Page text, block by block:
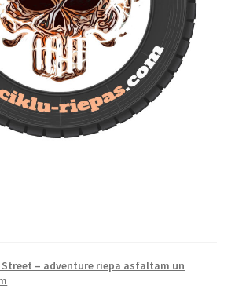
Street – adventure riepa asfaltam un